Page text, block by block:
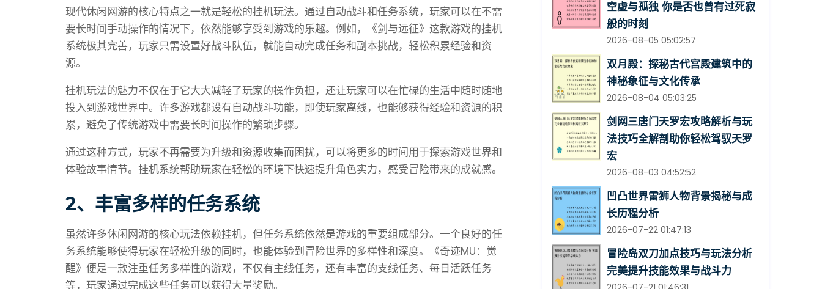
现代休闲网游的核心特点之一就是轻松的挂机玩法。通过自动战斗和任务系统，玩家可以在不需
要长时间手动操作的情况下，依然能够享受到游戏的乐趣。例如，《剑与远征》这款游戏的挂机
系统极其完善，玩家只需设置好战斗队伍，就能自动完成任务和副本挑战，轻松积累经验和资
源。
挂机玩法的魅力不仅在于它大大减轻了玩家的操作负担，还让玩家可以在忙碌的生活中随时随地
投入到游戏世界中。许多游戏都设有自动战斗功能，即使玩家离线，也能够获得经验和资源的积
累，避免了传统游戏中需要长时间操作的繁琐步骤。
通过这种方式，玩家不再需要为升级和资源收集而困扰，可以将更多的时间用于探索游戏世界和
体验故事情节。挂机系统帮助玩家在轻松的环境下快速提升角色实力，感受冒险带来的成就感。
2、丰富多样的任务系统
虽然许多休闲网游的核心玩法依赖挂机，但任务系统依然是游戏的重要组成部分。一个良好的任
务系统能够使得玩家在轻松升级的同时，也能体验到冒险世界的多样性和深度。《奇迹MU：觉
醒》便是一款注重任务多样性的游戏，不仅有主线任务，还有丰富的支线任务、每日活跃任务
等，玩家通过完成这些任务可以获得大量奖励。
空虚与孤独 你是否也曾有过死寂
般的时刻
2026-08-05 05:02:57
双月殿：探秘古代宫殿建筑中的
神秘象征与文化传承
2026-08-04 05:03:25
剑网三唐门天罗宏攻略解析与玩
法技巧全解剖助你轻松驾驭天罗
宏
2026-08-03 04:52:52
凹凸世界雷狮人物背景揭秘与成
长历程分析
2026-07-22 01:47:13
冒险岛双刀加点技巧与玩法分析
完美提升技能效果与战斗力